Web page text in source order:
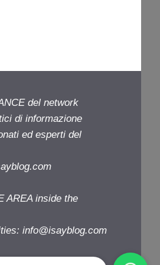
del network
di informazione
ed esperti del
AREA inside the
info@isayblog.com